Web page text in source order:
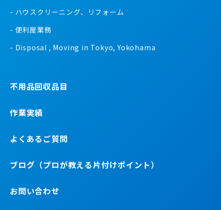
ハウスクリーニング、リフォーム
便利屋業務
Disposal , Moving in Tokyo, Yokohama
不用品回収品目
作業実績
よくあるご質問
ブログ（プロが教える片付けポイント）
お問い合わせ